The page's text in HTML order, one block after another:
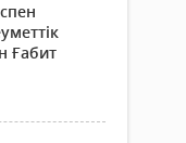
Ғабит